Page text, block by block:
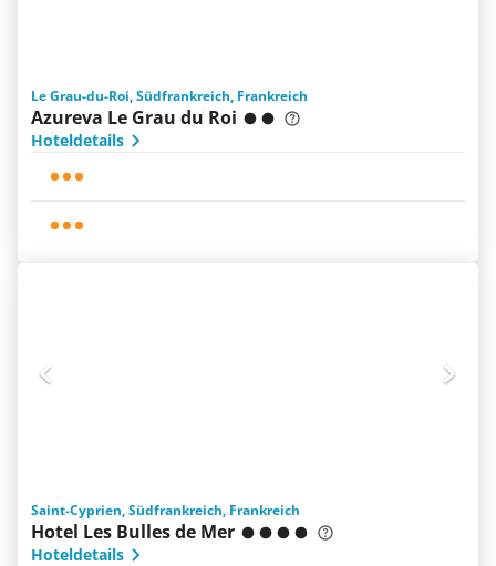
Le Grau-du-Roi, Südfrankreich, Frankreich
Azureva Le Grau du Roi
Hoteldetails
Saint-Cyprien, Südfrankreich, Frankreich
Hotel Les Bulles de Mer
Hoteldetails